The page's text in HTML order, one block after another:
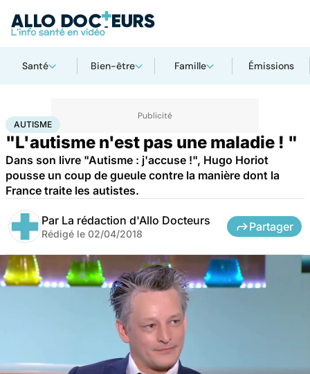
Santé Bien-être Famille Émissions
AccueilSanté
AUTISME
"L'autisme n'est pas une maladie ! "
Dans son livre "Autisme : j'accuse !", Hugo Horiot
pousse un coup de gueule contre la manière dont la
France traite les autistes.
Par La rédaction d'Allo Docteurs
Rédigé le 02/04/2018
Partager